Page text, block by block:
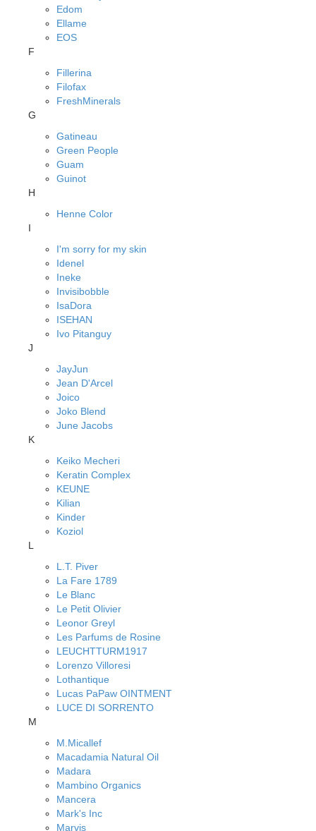
Edom
Ellame
EOS
F
Fillerina
Filofax
FreshMinerals
G
Gatineau
Green People
Guam
Guinot
H
Henne Color
I
I'm sorry for my skin
Idenel
Ineke
Invisibobble
IsaDora
ISEHAN
Ivo Pitanguy
J
JayJun
Jean D'Arcel
Joico
Joko Blend
June Jacobs
K
Keiko Mecheri
Keratin Complex
KEUNE
Kilian
Kinder
Koziol
L
L.T. Piver
La Fare 1789
Le Blanc
Le Petit Olivier
Leonor Greyl
Les Parfums de Rosine
LEUCHTTURM1917
Lorenzo Villoresi
Lothantique
Lucas PaPaw OINTMENT
LUCE DI SORRENTO
M
M.Micallef
Macadamia Natural Oil
Madara
Mambino Organics
Mancera
Mark's Inc
Marvis